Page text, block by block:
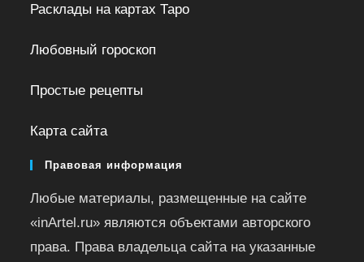
Расклады на картах Таро
Любовный гороскоп
Простые рецепты
Карта сайта
Правовая информация
Любые материалы, размещенные на сайте
«inArtel.ru» являются объектами авторского
права. Права владельца сайта на указанные